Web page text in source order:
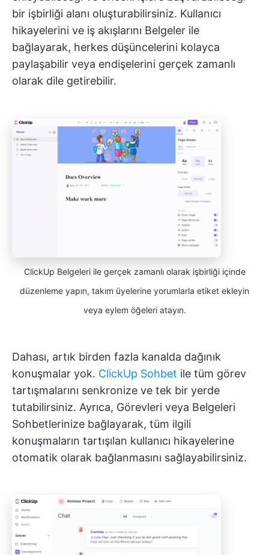
bir işbirliği alanı oluşturabilirsiniz. Kullanıcı
hikayelerini ve iş akışlarını Belgeler ile
bağlayarak, herkes düşüncelerini kolayca
paylaşabilir veya endişelerini gerçek zamanlı
olarak dile getirebilir.
ClickUp Belgeleri ile gerçek zamanlı olarak işbirliği içinde
düzenleme yapın, takım üyelerine yorumlarla etiket ekleyin
veya eylem öğeleri atayın.
Dahası, artık birden fazla kanalda dağınık
konuşmalar yok. ClickUp Sohbet ile tüm görev
tartışmalarını senkronize ve tek bir yerde
tutabilirsiniz. Ayrıca, Görevleri veya Belgeleri
Sohbetlerinize bağlayarak, tüm ilgili
konuşmaların tartışılan kullanıcı hikayelerine
otomatik olarak bağlanmasını sağlayabilirsiniz.